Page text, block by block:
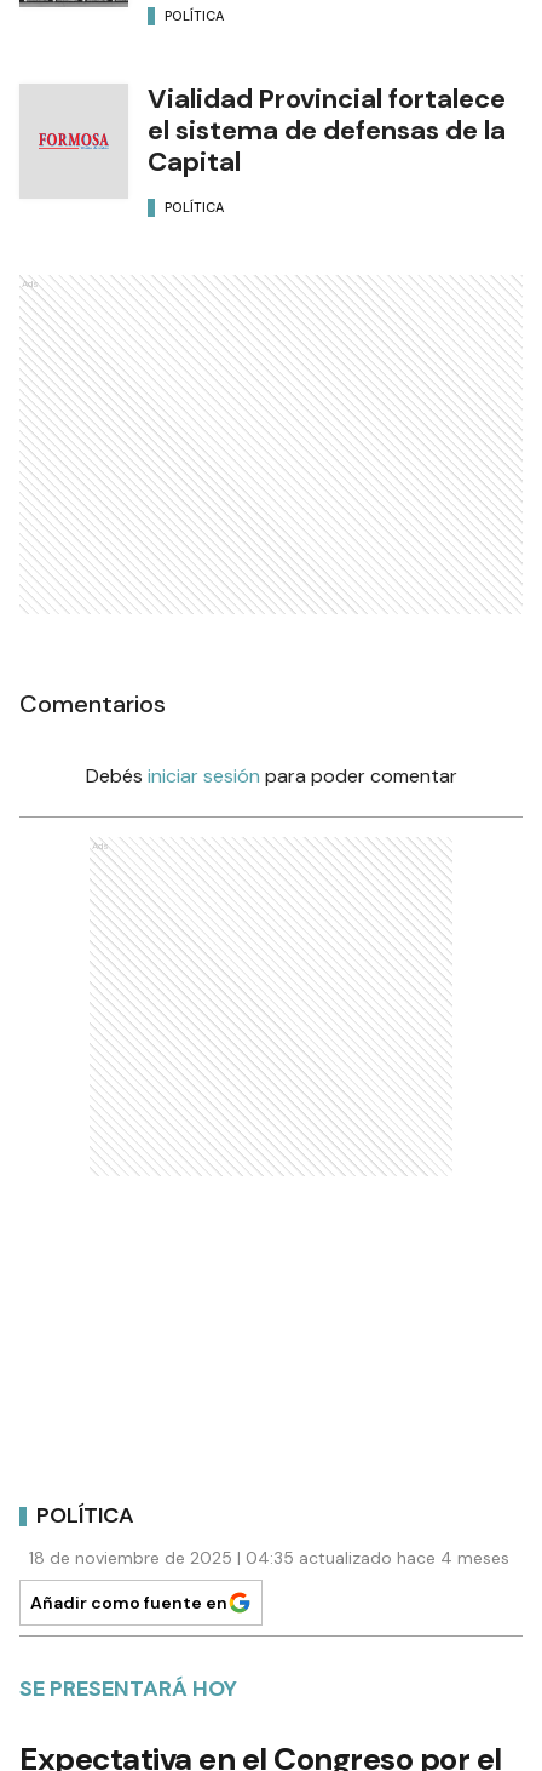
POLÍTICA
Vialidad Provincial fortalece
el sistema de defensas de la
Capital
POLÍTICA
Ads
Comentarios
Debés iniciar sesión para poder comentar
Ads
POLÍTICA
18 de noviembre de 2025 | 04:35 actualizado hace 4 meses
Añadir como fuente en
SE PRESENTARÁ HOY
Expectativa en el Congreso por el